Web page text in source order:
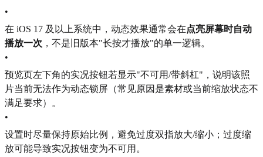
•
在 iOS 17 及以上系统中，动态效果通常会在点亮屏幕时自动
播放一次 ，不是旧版本"长按才播放"的单一逻辑。
•
预览页左下角的实况按钮若显示"不可用/带斜杠"，说明该照
片当前无法作为动态锁屏（常见原因是素材或当前缩放状态不
满足要求）。
•
设置时尽量保持原始比例，避免过度双指放大/缩小；过度缩
放可能导致实况按钮变为不可用。